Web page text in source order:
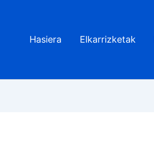
Hasiera Elkarrizketak